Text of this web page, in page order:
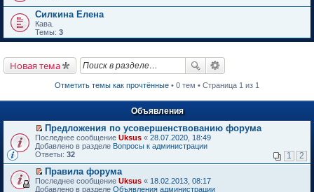
Силкина Елена
Кава.
Темы: 3
Новая тема
Отметить темы как прочтённые • 0 тем • Страница 1 из 1
Объявления
П
е
р
й
т
и
Предложения по усовершенствованию форума
Последнее сообщение Uksus « 28.07.2020, 18:49
Добавлено в разделе Вопросы к администрации
Ответы: 32 1 2
П
е
Правила форума
Последнее сообщение Uksus « 18.02.2013, 08:17
Добавлено в разделе Объявления администрации